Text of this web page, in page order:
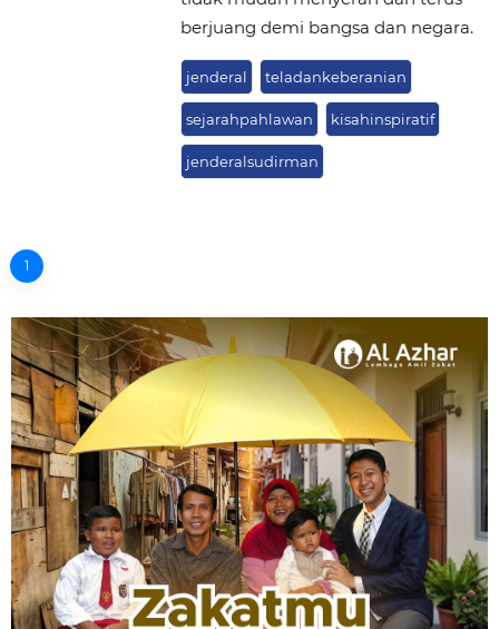
berjuang demi bangsa dan negara.
jenderal teladankeberanian
sejarahpahlawan kisahinspiratif
jenderalsudirman
1